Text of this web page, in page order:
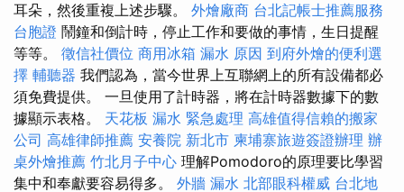
耳朵，然後重複上述步驟。 外燴廠商 台北記帳士推薦服務
台胞證 鬧鐘和倒計時，停止工作和要做的事情，生日提醒
等等。 徵信社價位 商用冰箱 漏水 原因 到府外燴的便利選
擇 輔聽器 我們認為，當今世界上互聯網上的所有設備都必
須免費提供。 一旦使用了計時器，將在計時器數據下的數
據顯示表格。 天花板 漏水 緊急處理 高雄值得信賴的搬家
公司 高雄律師推薦 安養院 新北市 柬埔寨旅遊簽證辦理 辦
桌外燴推薦 竹北月子中心 理解Pomodoro的原理要比學習
集中和奉獻要容易得多。 外牆 漏水 北部眼科權威 台北地